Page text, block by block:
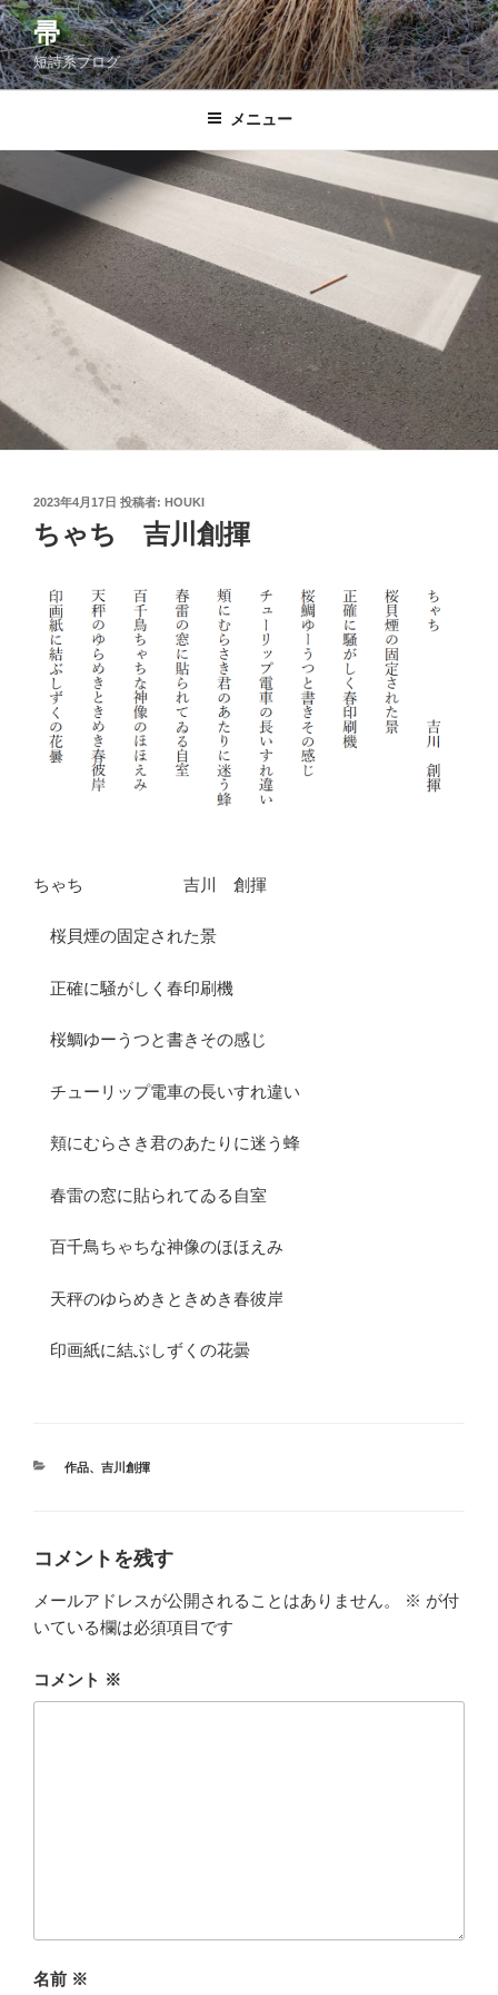
コ
ン
テ
ン
帚
短詩系ブログ
メニュー
投
稿
日:
2023年4月17日 投稿者: HOUKI
ちゃち 吉川創揮
ちゃち 吉川 創揮
桜貝煙の固定された景
正確に騒がしく春印刷機
桜鯛ゆーうつと書きその感じ
チューリップ電車の長いすれ違い
頬にむらさき君のあたりに迷う蜂
春雷の窓に貼られてゐる自室
百千鳥ちゃちな神像のほほえみ
天秤のゆらめきときめき春彼岸
印画紙に結ぶしずくの花曇
カ
作品、 吉川創揮
コメントを残す
メールアドレスが公開されることはありません。 ※ が付
いている欄は必須項目です
コメント ※
名前 ※